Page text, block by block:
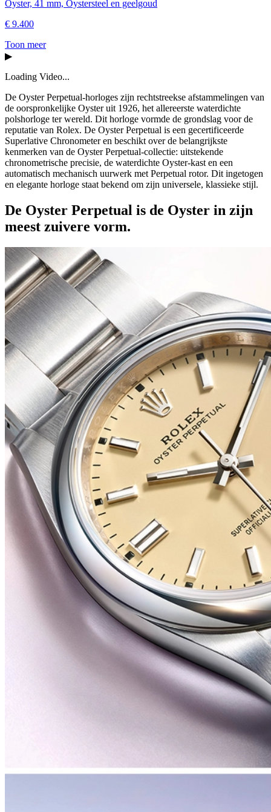
Oyster, 41 mm, Oystersteel en geelgoud
€ 9.400
Toon meer
▶
Loading Video...
De Oyster Perpetual-horloges zijn rechtstreekse afstammelingen van
de oorspronkelijke Oyster uit 1926, het allereerste waterdichte
polshorloge ter wereld. Dit horloge vormde de grondslag voor de
reputatie van Rolex. De Oyster Perpetual is een gecertificeerde
Superlative Chronometer en beschikt over de belangrijkste
kenmerken van de Oyster Perpetual-collectie: uitstekende
chronometrische precisie, de waterdichte Oyster-kast en een
automatisch mechanisch uurwerk met Perpetual rotor. Dit ingetogen
en elegante horloge staat bekend om zijn universele, klassieke stijl.
De Oyster Perpetual is de Oyster in zijn
meest zuivere vorm.